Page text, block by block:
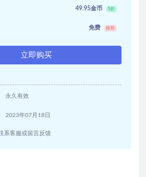
49.95金币 5折
免费 推荐
立即购买
永久有效
2023年07月18日
系客服或留言反馈